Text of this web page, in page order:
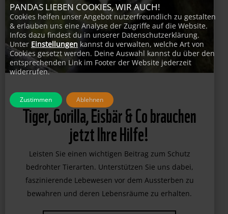
Tiger, Gorilla, Eisbär & Co brauchen
jetzt Ihre Hilfe!
Leisten Sie einen wichtigen Beitrag zum Schutz
bedrohter Tierarten. Unterstützen Sie uns dabei,
faszinierende Lebewesen vor dem Aussterben zu
bewahren und deren Lebensräume zu erhalten.
PANDAS LIEBEN COOKIES, WIR AUCH!
Cookies helfen unser Angebot nutzerfreundlich zu gestalten
& erlauben uns eine Analyse der Zugriffe auf die Website.
Infos dazu findest du in unserer Datenschutzerklärung.
Unter Einstellungen kannst du verwalten, welche Art von
Cookies gesetzt werden. Deine Auswahl kannst du über den
entsprechenden Link im Footer der Website jederzeit
widerrufen.
Zustimmen Ablehnen